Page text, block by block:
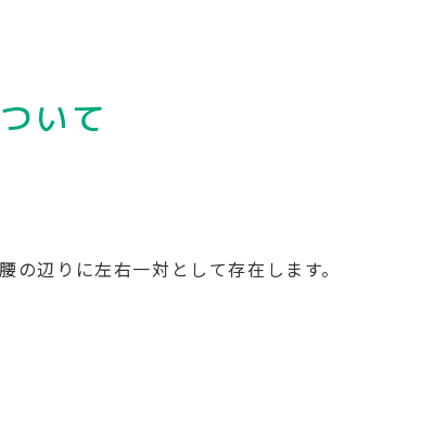
いて
辺りに左右一対として存在します。